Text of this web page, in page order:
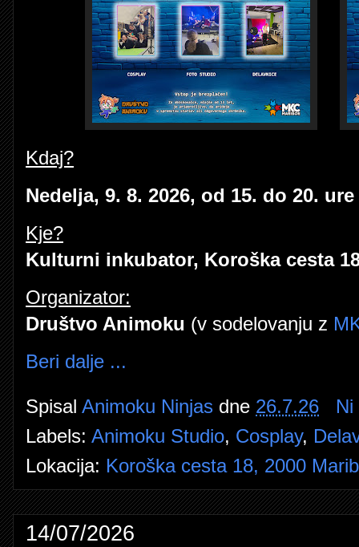
Kdaj?
Nedelja, 9. 8. 2026, od 15. do 20. ure
Kje?
Kulturni inkubator, Koroška cesta
Organizator:
Društvo Animoku (v sodelovanju z
Beri dalje ...
Spisal Animoku Ninjas dne 26.7.26
Labels: Animoku Studio, Cosplay,
Lokacija: Koroška cesta 18, 2000
14/07/2026